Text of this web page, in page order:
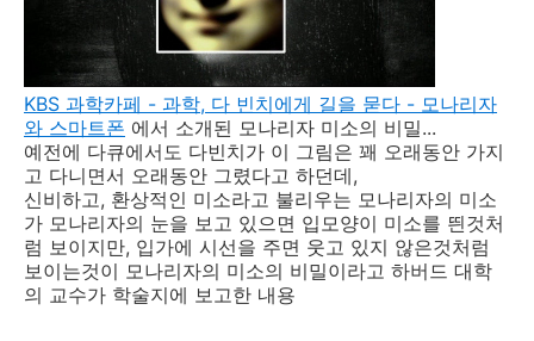
KBS 과학카페 - 과학, 다 빈치에게 길을 묻다 - 모나리자
와 스마트폰 에서 소개된 모나리자 미소의 비밀...
예전에 다큐에서도 다빈치가 이 그림은 꽤 오래동안 가지
고 다니면서 오래동안 그렸다고 하던데,
신비하고, 환상적인 미소라고 불리우는 모나리자의 미소
가 모나리자의 눈을 보고 있으면 입모양이 미소를 띈것처
럼 보이지만, 입가에 시선을 주면 웃고 있지 않은것처럼
보이는것이 모나리자의 미소의 비밀이라고 하버드 대학
의 교수가 학술지에 보고한 내용